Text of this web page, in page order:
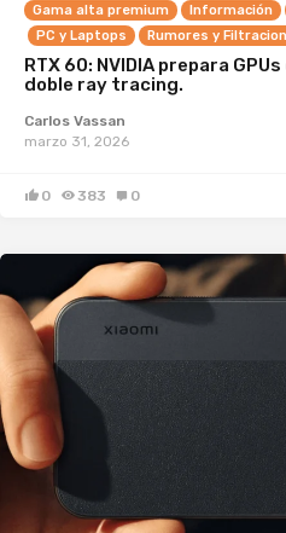
Gama alta premium Información
PC y Laptops
Rumores y
RTX 60: NVIDIA prepara
doble ray tracing.
Carlos Vassan
marzo 31, 2026
0 383 0